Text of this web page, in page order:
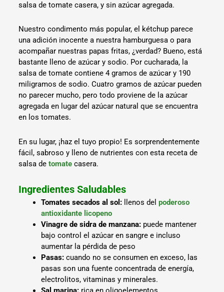
salsa de tomate casera, y sin azúcar agregada.
Nuestro condimento más popular, el kétchup parece
una adición inocente a nuestra hamburguesa o para
acompañar nuestras papas fritas, ¿verdad? Bueno, está
bastante lleno de azúcar y sodio. Por cucharada, la
salsa de tomate contiene 4 gramos de azúcar y 190
miligramos de sodio. Cuatro gramos de azúcar pueden
no parecer mucho, pero todo proviene de la azúcar
agregada en lugar del azúcar natural que se encuentra
en los tomates.
En su lugar, ¡haz el tuyo propio! Es sorprendentemente
fácil, sabroso y lleno de nutrientes con esta receta de
salsa detomate casera.
Ingredientes Saludables
Tomates secados al sol: llenos delpoderoso
antioxidante licopeno
Vinagre de sidra de manzana: puede mantener
bajo control el azúcar en sangre e incluso
aumentar la pérdida de peso
Pasas: cuando no se consumen en exceso, las
pasas son una fuente concentrada de energía,
electrolitos, vitaminas y minerales.